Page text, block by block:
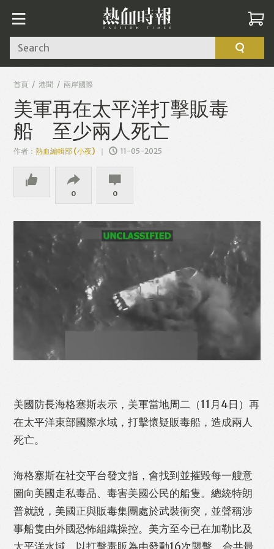
Like Facebook Twitter Line
WhatsApp Email Print
Search
首頁 港聞 兩岸國際
美軍再在太平洋打擊販毒
船 至少兩人死亡
作者：熱血編輯部 (小夜) 11-05-2025
0 0
美國防長海格塞斯表示，美軍當地周二（11月4日）再
在太平洋東部國際水域，打擊懷疑販毒船，造成兩人
死亡。
海格塞斯在社交平台發文指，會找到並摧毀每一艘意
圖向美國走私毒品、毒害美國公民的船隻。總統特朗
普就說，美國正與販毒集團處於武裝衝突，並聲稱涉
事船隻由外國恐怖組織操控。美方至今已在加勒比及